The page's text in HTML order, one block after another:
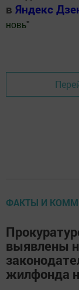
в Яндекс
новь"
ФАКТЫ И
выявлены
жилфонда